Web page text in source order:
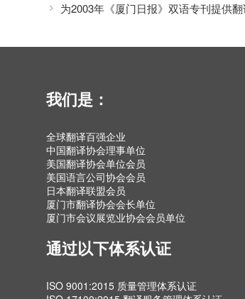
为2003年《厦门日报》双语专刊提供
我们是：
全球翻译百强企业
中国翻译协会理事单位
美国翻译协会单位会员
美国语言公司协会会员
日本翻译联盟会员
厦门市翻译协会会长单位
厦门市会议展览业协会会员单位
通过以下体系认证
ISO 9001:2015 质量管理体系认证